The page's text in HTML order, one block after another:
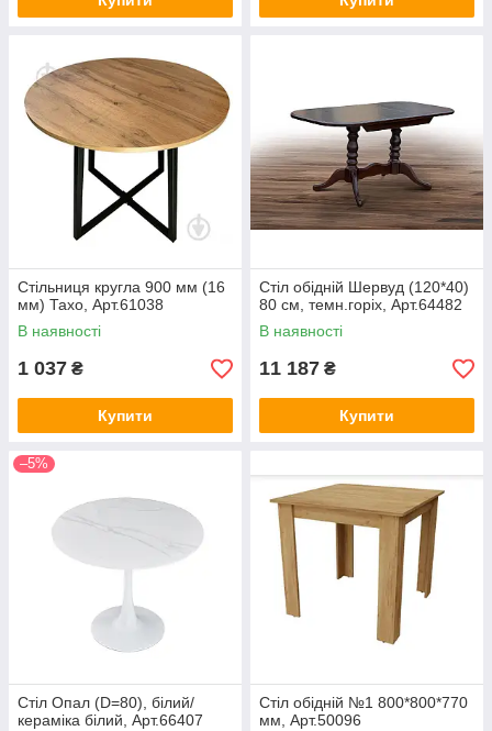
Стільниця кругла 900 мм (16
мм) Тахо, Арт.61038
В наявності
1 037 ₴
Купити
Стіл обідній Шервуд (120*40)
80 см, темн.горіх, Арт.64482
В наявності
11 187 ₴
Купити
–5%
Стіл Опал (D=80), білий/
кераміка білий, Арт.66407
Стіл обідній №1 800*800*770
мм, Арт.50096